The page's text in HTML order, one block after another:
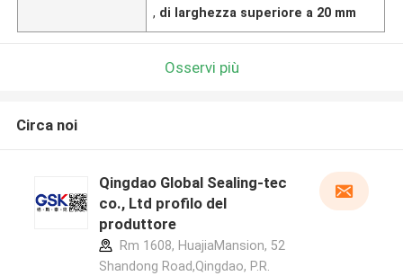
, di larghezza superiore a 20 mm
Osservi più
Circa noi
Qingdao Global Sealing-tec
co., Ltd profilo del
produttore
Rm 1608, HuajiaMansion, 52
Shandong Road,Qingdao, P.R.